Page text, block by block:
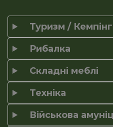
Туризм / Кемпінг
Рибалка
Складні меблі
Техніка
Військова